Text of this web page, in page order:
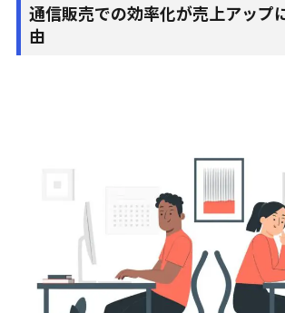
通信販売での効率化が売上アップ
由